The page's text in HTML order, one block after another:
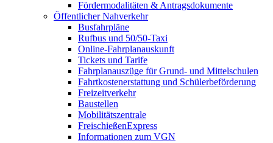
Fördermodalitäten & Antragsdokumente
Öffentlicher Nahverkehr
Busfahrpläne
Rufbus und 50/50-Taxi
Online-Fahrplanauskunft
Tickets und Tarife
Fahrplanauszüge für Grund- und Mittelschulen
Fahrtkostenerstattung und Schülerbeförderung
Freizeitverkehr
Baustellen
Mobilitätszentrale
FreischießenExpress
Informationen zum VGN